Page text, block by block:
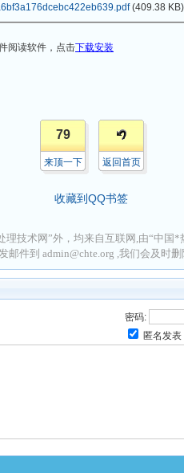
(409.38 KB)
阅读软件，点击下载安装
79
来顶一下 返回首页
收藏到QQ书签
理技术网”外，均来自互联网,由“中国
邮件到 admin@chte.org ,我们会及时
密码:
匿名发表